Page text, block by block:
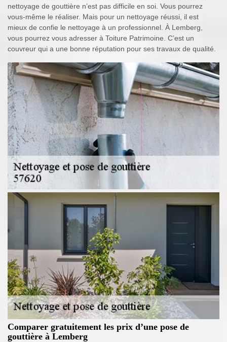
nettoyage de gouttière n’est pas difficile en soi. Vous pourrez
vous-même le réaliser. Mais pour un nettoyage réussi, il est
mieux de confie le nettoyage à un professionnel. À Lemberg,
vous pourrez vous adresser à Toiture Patrimoine. C’est un
couvreur qui a une bonne réputation pour ses travaux de qualité.
Comparer gratuitement les prix d’une pose de
gouttière à Lemberg